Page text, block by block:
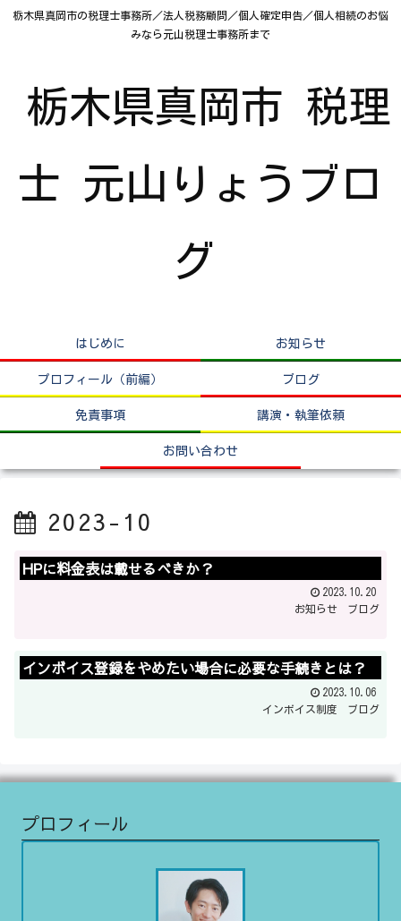
栃木県真岡市の税理士事務所／法人税務顧問／個人確定申告／個人相続のお悩
みなら元山税理士事務所まで
栃木県真岡市 税理
士 元山りょうブロ
グ
はじめに お知らせ
プロフィール（前編） ブログ
免責事項 講演・執筆依頼
お問い合わせ
2023-10
HPに料金表は載せるべきか？
2023.10.20
お知らせ
ブログ
インボイス登録をやめたい場合に必要な手続きとは？
2023.10.06
インボイス制度
ブログ
プロフィール